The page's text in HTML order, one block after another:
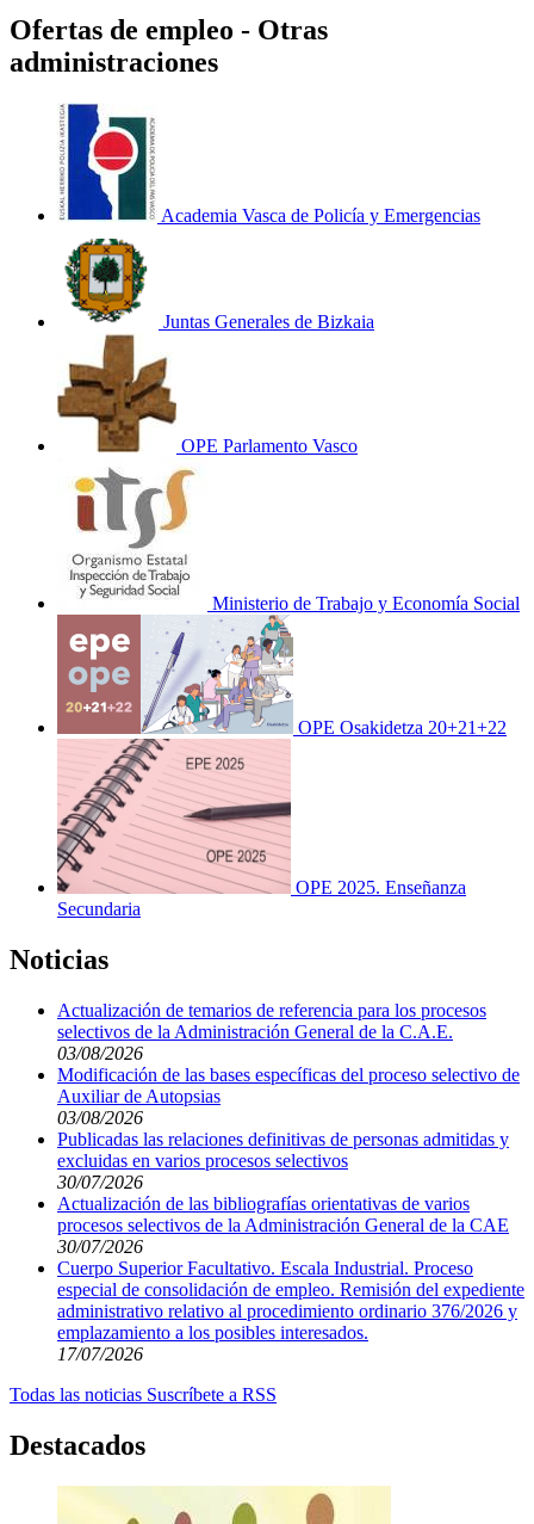
Ofertas de empleo - Otras
administraciones
Academia Vasca de Policía y Emergencias
Juntas Generales de Bizkaia
OPE Parlamento Vasco
Ministerio de Trabajo y Economía Social
OPE Osakidetza 20+21+22
OPE 2025. Enseñanza
Secundaria
Noticias
Actualización de temarios de referencia para los procesos
selectivos de la Administración General de la C.A.E.
03/08/2026
Modificación de las bases específicas del proceso selectivo de
Auxiliar de Autopsias
03/08/2026
Publicadas las relaciones definitivas de personas admitidas y
excluidas en varios procesos selectivos
30/07/2026
Actualización de las bibliografías orientativas de varios
procesos selectivos de la Administración General de la CAE
30/07/2026
Cuerpo Superior Facultativo. Escala Industrial. Proceso
especial de consolidación de empleo. Remisión del expediente
administrativo relativo al procedimiento ordinario 376/2026 y
emplazamiento a los posibles interesados.
17/07/2026
Todas las noticias Suscríbete a RSS
Destacados